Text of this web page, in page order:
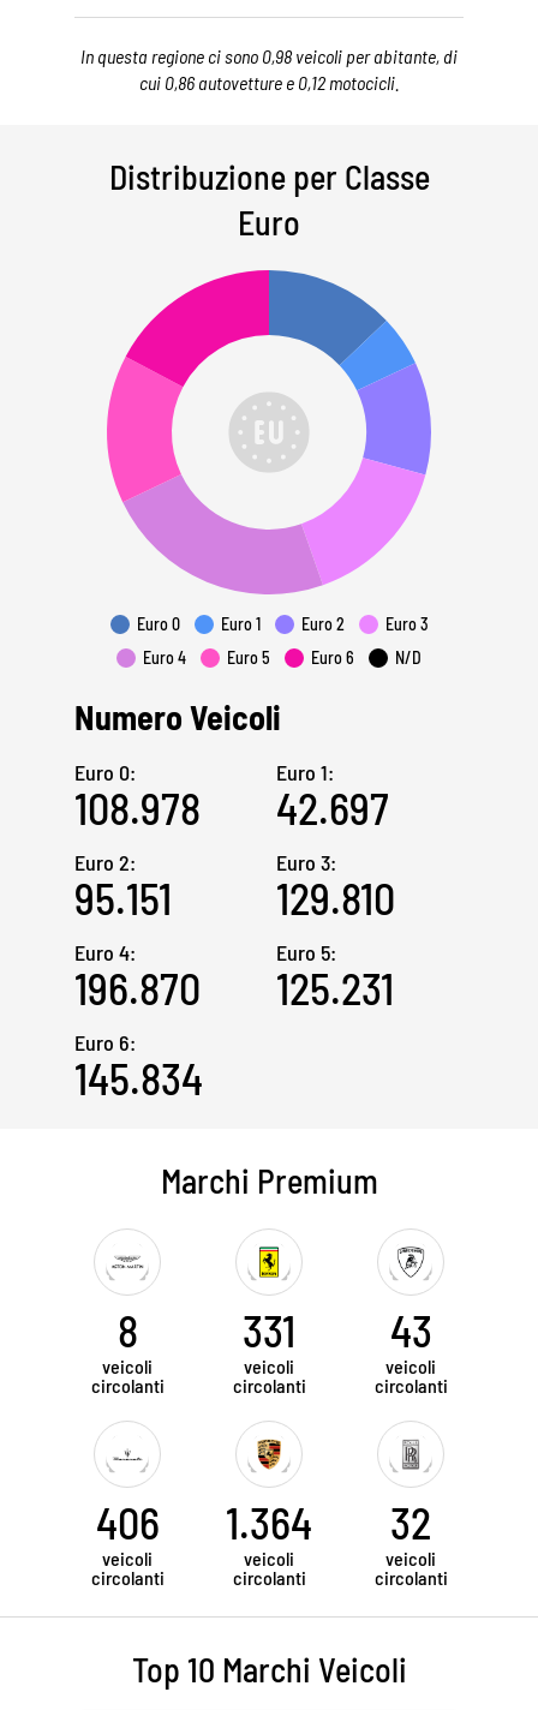
In questa regione ci sono 0,98 veicoli per abitante, di
cui 0,86 autovetture e 0,12 motocicli.
Distribuzione per Classe
Euro
Euro 0 Euro 1 Euro 2
Euro 3
Euro 4
Euro 5 Euro 6 N/D
Numero Veicoli
Euro 0:
108.978
Euro 1:
42.697
Euro 2:
95.151
Euro 3:
129.810
Euro 4:
196.870
Euro 5:
125.231
Euro 6:
145.834
Marchi Premium
8
veicoli
circolanti
331
veicoli
circolanti
43
veicoli
circolanti
406
veicoli
circolanti
1.364
veicoli
circolanti
32
veicoli
circolanti
Top 10 Marchi Veicoli